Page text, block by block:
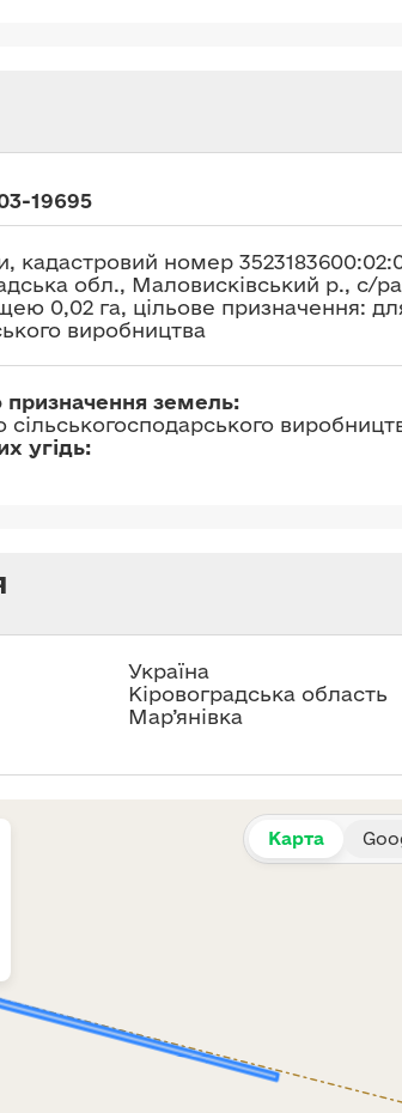
19695
кадастровий номер
обл., Маловисківський р., с/
0,02 га, цільове призначення:
виробництва
призначення земель:
угідь:
Україна
Кіровоградська область
Мар’янівка
Карта